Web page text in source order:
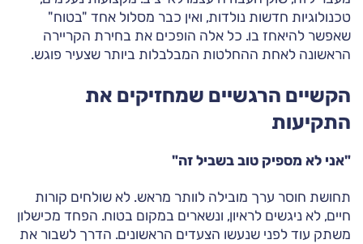
טכנולוגיות חדשות נולדות, ואין כבר מסלול אחד "בטוח"
שאפשר להיאחז בו. כל אלה הופכים את בחירת הקריירה
הראשונה לאחת ההחלטות המבלבלות ביותר שצעיר פוגש.
הקשיים הרגשיים שמחזיקים את
התקיעות
"אני לא מספיק טוב בשביל זה"
תחושת חוסר ערך מובילה לוותר מראש. לא שולחים קורות
חיים, לא ניגשים לראיון, ונשארים במקום בטוח. הפחד מכישלון
משתק עוד לפני שנעשו הצעדים הראשונים. הדרך לשבור את